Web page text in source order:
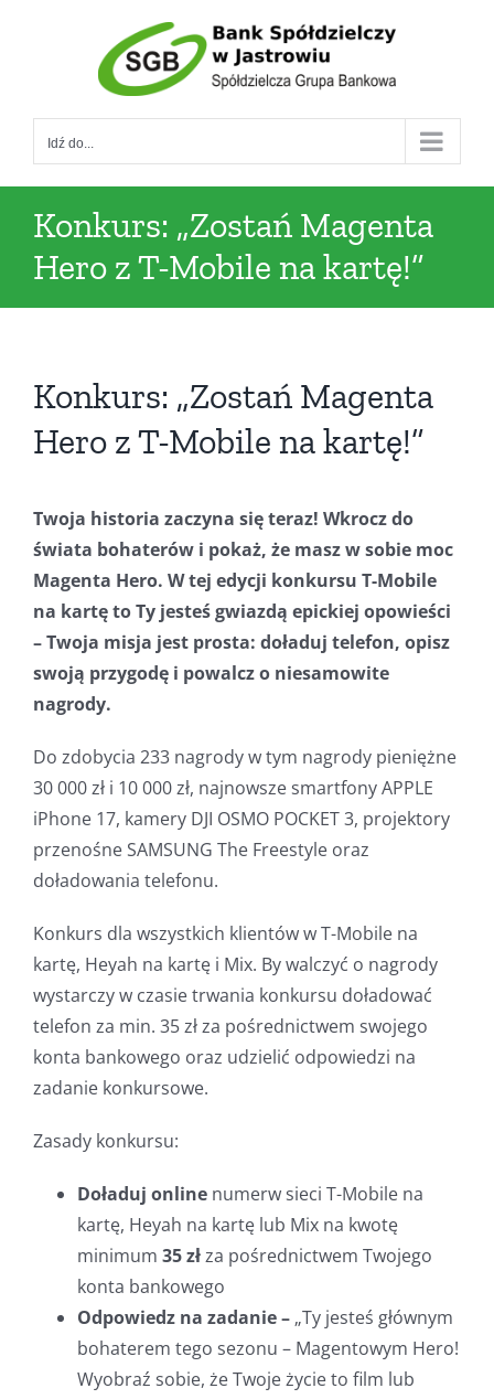
Idź do...
Konkurs: „Zostań Magenta
Hero z T-Mobile na kartę!”
Konkurs: „Zostań Magenta
Hero z T-Mobile na kartę!”
Twoja historia zaczyna się teraz! Wkrocz do
świata bohaterów i pokaż, że masz w sobie moc
Magenta Hero. W tej edycji konkursu T-Mobile
na kartę to Ty jesteś gwiazdą epickiej opowieści
– Twoja misja jest prosta: doładuj telefon, opisz
swoją przygodę i powalcz o niesamowite
nagrody.
Do zdobycia 233 nagrody w tym nagrody pieniężne
30 000 zł i 10 000 zł, najnowsze smartfony APPLE
iPhone 17, kamery DJI OSMO POCKET 3, projektory
przenośne SAMSUNG The Freestyle oraz
doładowania telefonu.
Konkurs dla wszystkich klientów w T-Mobile na
kartę, Heyah na kartę i Mix. By walczyć o nagrody
wystarczy w czasie trwania konkursu doładować
telefon za min. 35 zł za pośrednictwem swojego
konta bankowego oraz udzielić odpowiedzi na
zadanie konkursowe.
Zasady konkursu:
Doładuj online numerw sieci T-Mobile na
kartę, Heyah na kartę lub Mix na kwotę
minimum 35 złza pośrednictwem Twojego
konta bankowego
Odpowiedz na zadanie – „Ty jesteś głównym
bohaterem tego sezonu – Magentowym Hero!
Wyobraź sobie, że Twoje życie to film lub